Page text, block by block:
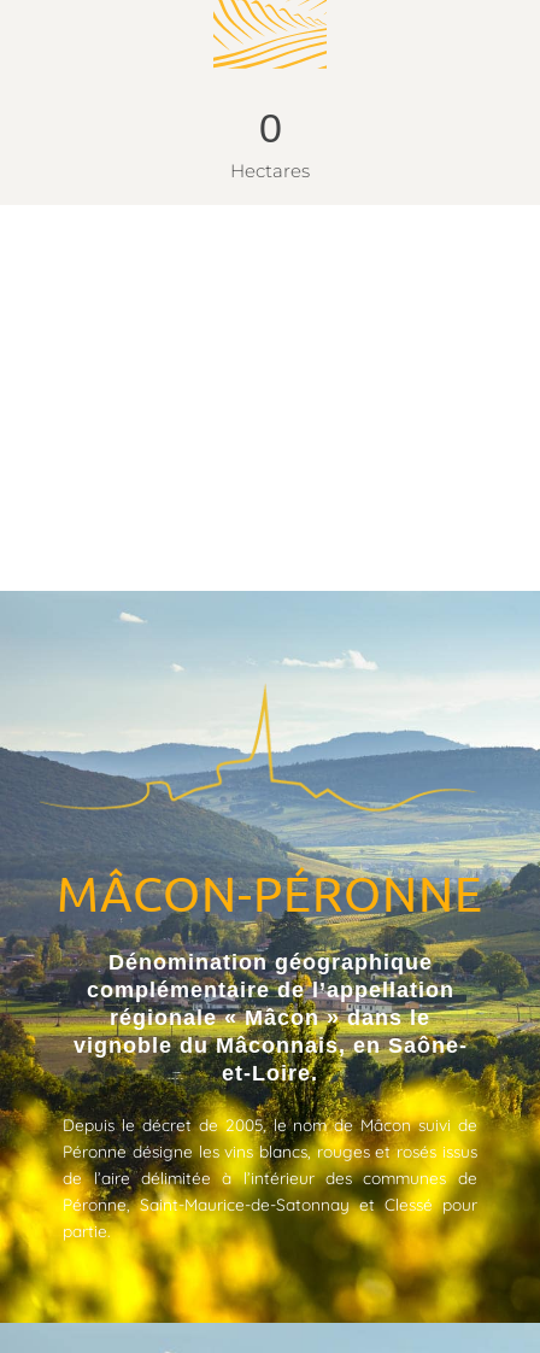
Hectares
0
MÂCON-PÉRONNE
Dénomination géographique
complémentaire de l’appellation
régionale « Mâcon » dans le
vignoble du Mâconnais, en Saône-
et-Loire.
Depuis le décret de 2005, le nom de Mâcon suivi de
Péronne désigne les vins blancs, rouges et rosés issus
de l’aire délimitée à l’intérieur des communes de
Péronne, Saint-Maurice-de-Satonnay et Clessé pour
partie.